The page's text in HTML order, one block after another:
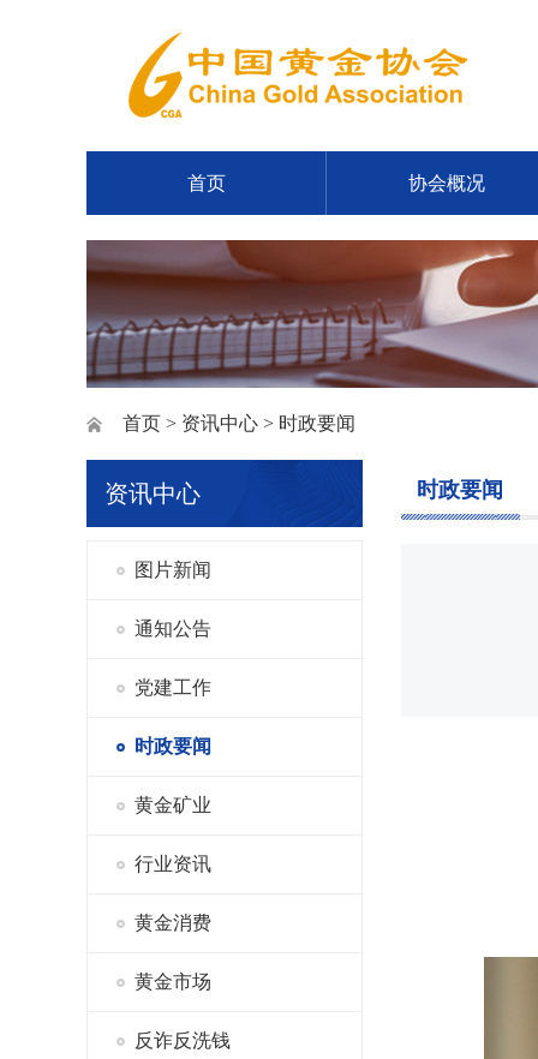
首页 协会概况
首页 > 资讯中心 > 时政要闻
资讯中心
图片新闻
通知公告
党建工作
时政要闻
黄金矿业
行业资讯
黄金消费
黄金市场
反诈反洗钱
时政要闻